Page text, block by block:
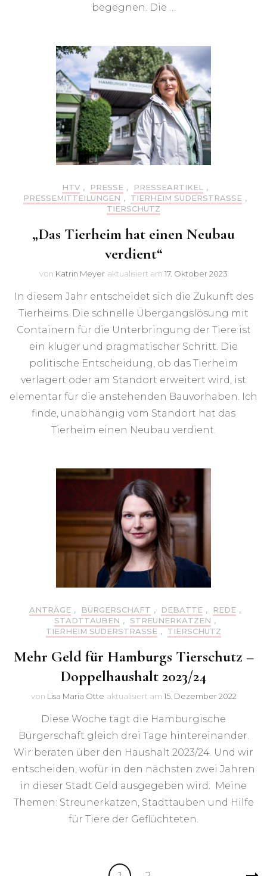
begegnen. Die …
HTV , PRESSE , PRESSEARTIKEL
,
PRESSEMITTEILUNGEN , TIERHEIM SÜDERSTRASSE
,
TIERSCHUTZ
„Das Tierheim hat einen Neubau
verdient“
von Katrin Meyer aktualisiert am 17. Oktober 2023
In diesem Jahr entscheidet sich die Zukunft des
Tierheims. Die schnelle Übergangslösung mit
Containern für die Unterbringung der Tiere ist
ein kluger und pragmatischer Schritt. Die
politische Entscheidung, ob das Tierheim
verlagert oder am Standort erweitert wird, ist
elementar für die anstehenden Bauvorhaben. Ich
finde, unabhängig vom Standort hat das
Tierheim einen Neubau verdient.
ANTRÄGE , BÜRGERSCHAFT , DEBATTE , REDE ,
STADTTAUBEN , STREUNERKATZEN ,
TIERHEIM SÜDERSTRASSE
, TIERSCHUTZ
Mehr Geld für Hamburgs Tierschutz –
Doppelhaushalt 2023/24
von Lisa Maria Otte aktualisiert am 15. Dezember 2022
Diese Woche tagt die Hamburgische
Bürgerschaft gleich drei Tage hintereinander.
Wir beraten über den Haushalt 2023/24. Und wir
entscheiden, wofür in den nächsten zwei Jahren
in dieser Stadt Geld ausgegeben wird. Meine
Themen: Streunerkatzen, Stadttauben und Hilfe
für Tiere der Geflüchteten.
Seitennummerierung